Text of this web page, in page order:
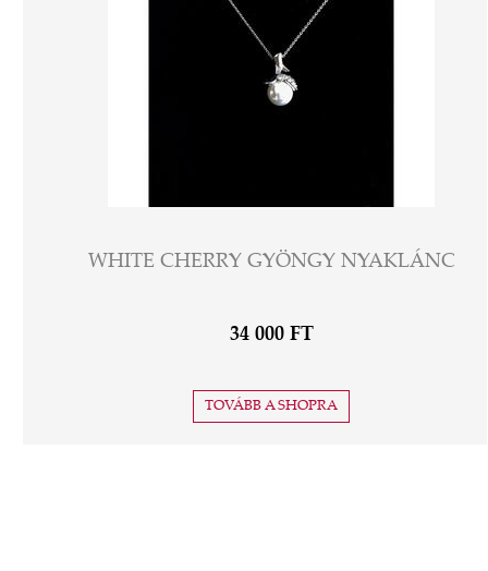
WHITE CHERRY GYÖNGY NYAKLÁNC
34 000 FT
TOVÁBB A SHOPRA